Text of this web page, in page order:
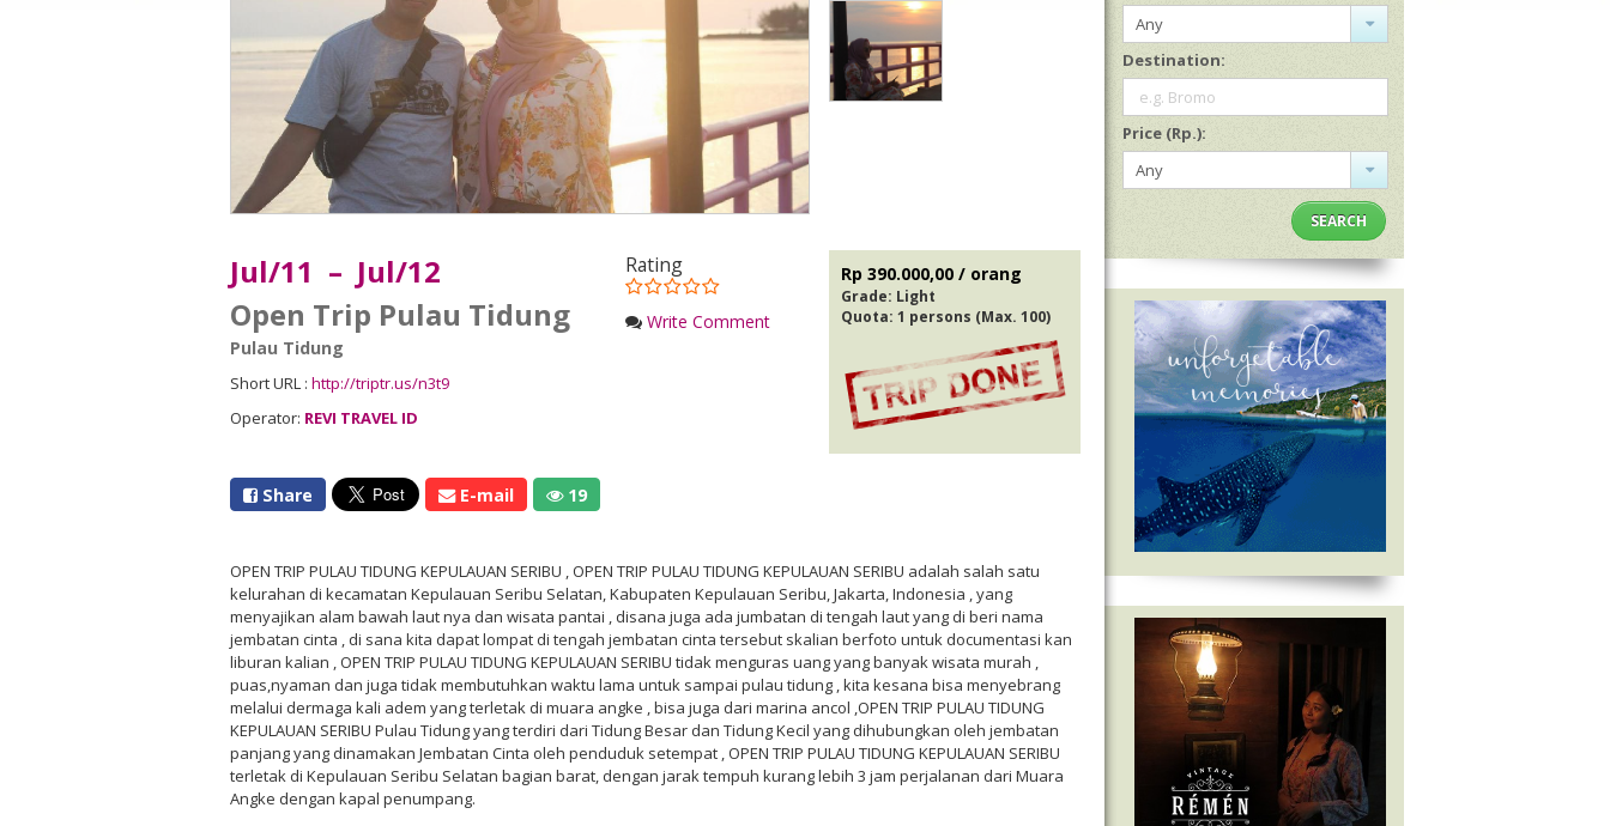
Rating
Write Comment
Jul/11 – Jul/12
Open Trip Pulau Tidung
Pulau Tidung
Short URL : http://triptr.us/n3t9
Operator: REVI TRAVEL ID
Rp 390.000,00 / orang
Grade: Light
Quota: 1 persons (Max. 100)
Share E-mail 19
OPEN TRIP PULAU TIDUNG KEPULAUAN SERIBU , OPEN TRIP PULAU TIDUNG KEPULAUAN SERIBU adalah salah satu
kelurahan di kecamatan Kepulauan Seribu Selatan, Kabupaten Kepulauan Seribu, Jakarta, Indonesia , yang
menyajikan alam bawah laut nya dan wisata pantai , disana juga ada jumbatan di tengah laut yang di beri nama
jembatan cinta , di sana kita dapat lompat di tengah jembatan cinta tersebut skalian berfoto untuk documentasi kan
liburan kalian , OPEN TRIP PULAU TIDUNG KEPULAUAN SERIBU tidak menguras uang yang banyak wisata murah ,
puas,nyaman dan juga tidak membutuhkan waktu lama untuk sampai pulau tidung , kita kesana bisa menyebrang
melalui dermaga kali adem yang terletak di muara angke , bisa juga dari marina ancol ,OPEN TRIP PULAU TIDUNG
KEPULAUAN SERIBU Pulau Tidung yang terdiri dari Tidung Besar dan Tidung Kecil yang dihubungkan oleh jembatan
panjang yang dinamakan Jembatan Cinta oleh penduduk setempat , OPEN TRIP PULAU TIDUNG KEPULAUAN SERIBU
terletak di Kepulauan Seribu Selatan bagian barat, dengan jarak tempuh kurang lebih 3 jam perjalanan dari Muara
Angke dengan kapal penumpang.
Any
Destination:
e.g. Bromo
Price (Rp.):
Any
SEARCH